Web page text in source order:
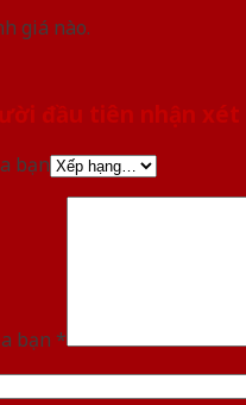
giá nào.
đầu tiên nhận xét
bạn
bạn *